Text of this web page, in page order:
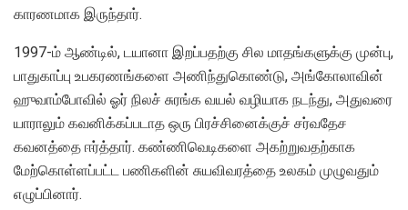
காரணமாக இருந்தார்.
1997-ம் ஆண்டில், டயானா இறப்பதற்கு சில மாதங்களுக்கு முன்பு,
பாதுகாப்பு உபகரணங்களை அணிந்துகொண்டு, அங்கோலாவின்
ஹுவாம்போவில் ஓர் நிலச் சுரங்க வயல் வழியாக நடந்து, அதுவரை
யாராலும் கவனிக்கப்படாத ஒரு பிரச்சினைக்குச் சர்வதேச
கவனத்தை ஈர்த்தார். கண்ணிவெடிகளை அகற்றுவதற்காக
மேற்கொள்ளப்பட்ட பணிகளின் சுயவிவரத்தை உலகம் முழுவதும்
எழுப்பினார்.